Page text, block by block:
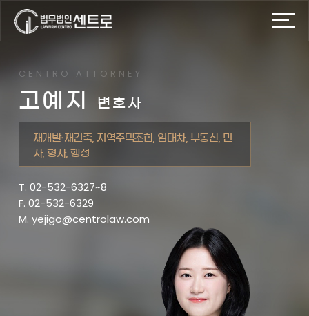
CENTRO ATTORNEY
고예지 변호사
재개발·재건축, 지역주택조합, 임대차, 부동산, 민
사, 형사, 행정
T. 02-532-6327~8
F. 02-532-6329
M. yejigo@centrolaw.com